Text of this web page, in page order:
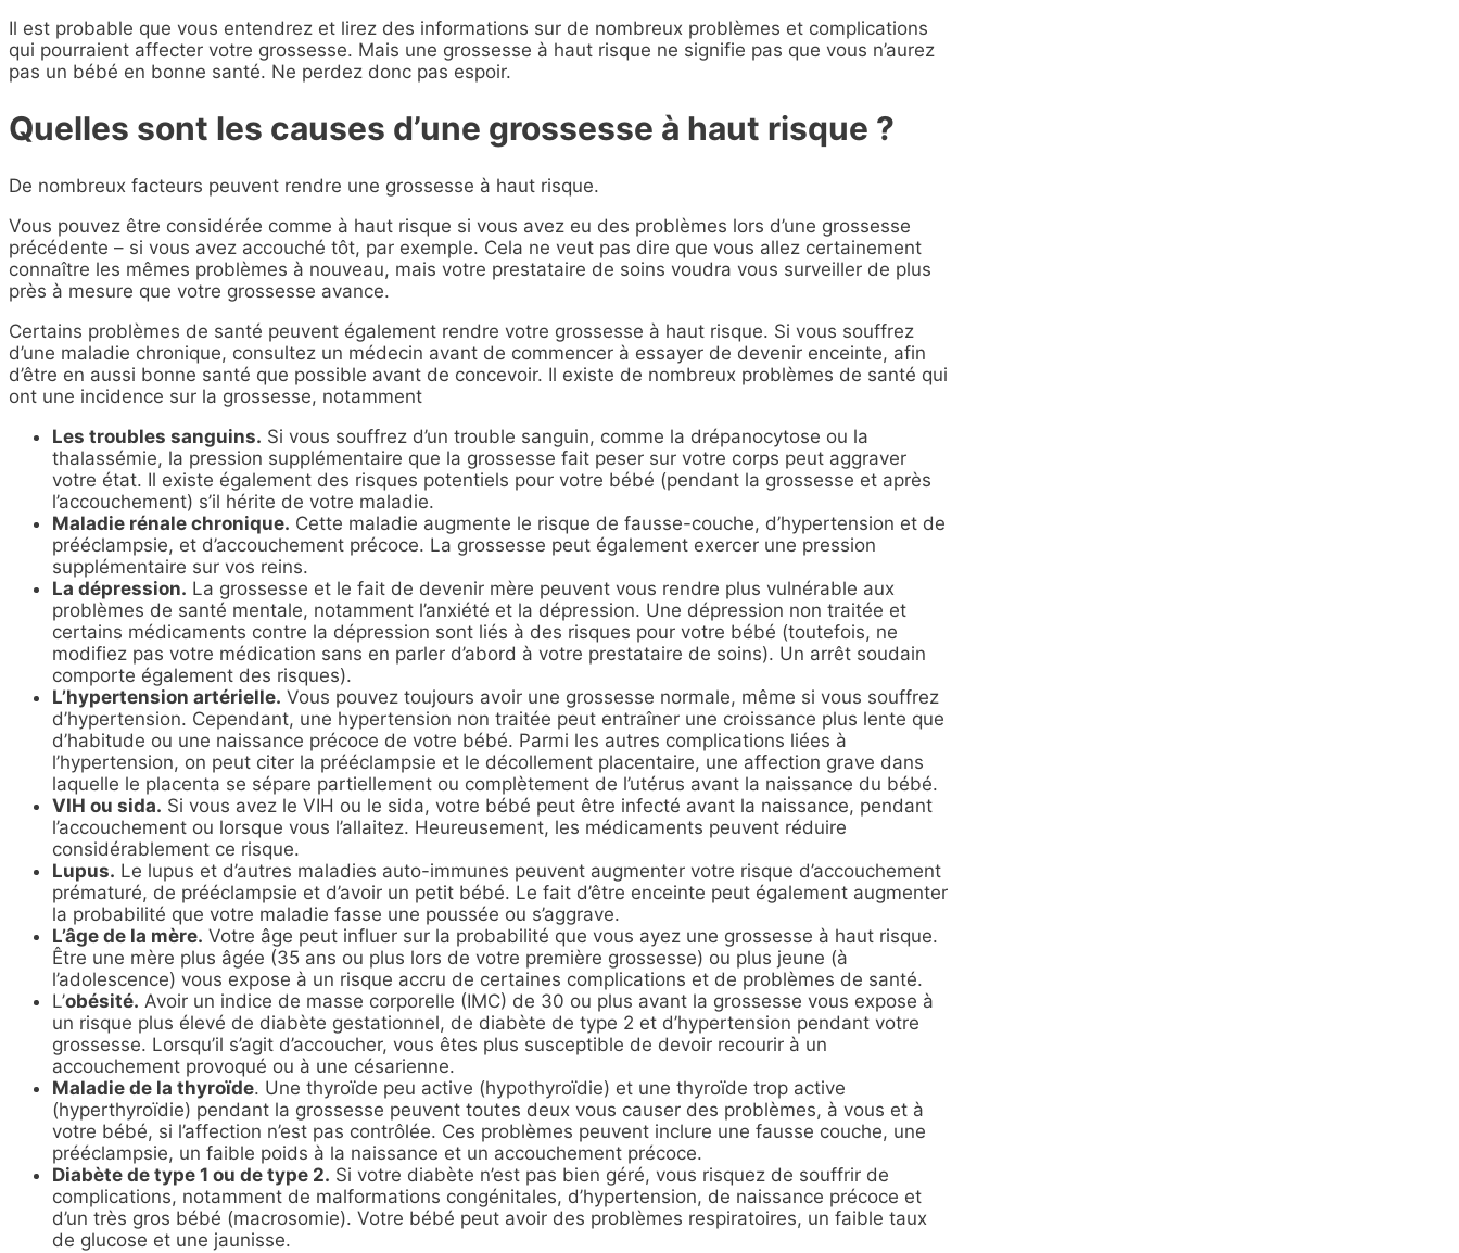
Il est probable que vous entendrez et lirez des informations sur de nombreux problèmes et complications
qui pourraient affecter votre grossesse. Mais une grossesse à haut risque ne signifie pas que vous n’aurez
pas un bébé en bonne santé. Ne perdez donc pas espoir.
Quelles sont les causes d’une grossesse à haut risque ?
De nombreux facteurs peuvent rendre une grossesse à haut risque.
Vous pouvez être considérée comme à haut risque si vous avez eu des problèmes lors d’une grossesse
précédente – si vous avez accouché tôt, par exemple. Cela ne veut pas dire que vous allez certainement
connaître les mêmes problèmes à nouveau, mais votre prestataire de soins voudra vous surveiller de plus
près à mesure que votre grossesse avance.
Certains problèmes de santé peuvent également rendre votre grossesse à haut risque. Si vous souffrez
d’une maladie chronique, consultez un médecin avant de commencer à essayer de devenir enceinte, afin
d’être en aussi bonne santé que possible avant de concevoir. Il existe de nombreux problèmes de santé qui
ont une incidence sur la grossesse, notamment
Les troubles sanguins. Si vous souffrez d’un trouble sanguin, comme la drépanocytose ou la
thalassémie, la pression supplémentaire que la grossesse fait peser sur votre corps peut aggraver
votre état. Il existe également des risques potentiels pour votre bébé (pendant la grossesse et après
l’accouchement) s’il hérite de votre maladie.
Maladie rénale chronique. Cette maladie augmente le risque de fausse-couche, d’hypertension et de
prééclampsie, et d’accouchement précoce. La grossesse peut également exercer une pression
supplémentaire sur vos reins.
La dépression. La grossesse et le fait de devenir mère peuvent vous rendre plus vulnérable aux
problèmes de santé mentale, notamment l’anxiété et la dépression. Une dépression non traitée et
certains médicaments contre la dépression sont liés à des risques pour votre bébé (toutefois, ne
modifiez pas votre médication sans en parler d’abord à votre prestataire de soins). Un arrêt soudain
comporte également des risques).
L’hypertension artérielle. Vous pouvez toujours avoir une grossesse normale, même si vous souffrez
d’hypertension. Cependant, une hypertension non traitée peut entraîner une croissance plus lente que
d’habitude ou une naissance précoce de votre bébé. Parmi les autres complications liées à
l’hypertension, on peut citer la prééclampsie et le décollement placentaire, une affection grave dans
laquelle le placenta se sépare partiellement ou complètement de l’utérus avant la naissance du bébé.
VIH ou sida. Si vous avez le VIH ou le sida, votre bébé peut être infecté avant la naissance, pendant
l’accouchement ou lorsque vous l’allaitez. Heureusement, les médicaments peuvent réduire
considérablement ce risque.
Lupus. Le lupus et d’autres maladies auto-immunes peuvent augmenter votre risque d’accouchement
prématuré, de prééclampsie et d’avoir un petit bébé. Le fait d’être enceinte peut également augmenter
la probabilité que votre maladie fasse une poussée ou s’aggrave.
L’âge de la mère. Votre âge peut influer sur la probabilité que vous ayez une grossesse à haut risque.
Être une mère plus âgée (35 ans ou plus lors de votre première grossesse) ou plus jeune (à
l’adolescence) vous expose à un risque accru de certaines complications et de problèmes de santé.
L’obésité. Avoir un indice de masse corporelle (IMC) de 30 ou plus avant la grossesse vous expose à
un risque plus élevé de diabète gestationnel, de diabète de type 2 et d’hypertension pendant votre
grossesse. Lorsqu’il s’agit d’accoucher, vous êtes plus susceptible de devoir recourir à un
accouchement provoqué ou à une césarienne.
Maladie de la thyroïde. Une thyroïde peu active (hypothyroïdie) et une thyroïde trop active
(hyperthyroïdie) pendant la grossesse peuvent toutes deux vous causer des problèmes, à vous et à
votre bébé, si l’affection n’est pas contrôlée. Ces problèmes peuvent inclure une fausse couche, une
prééclampsie, un faible poids à la naissance et un accouchement précoce.
Diabète de type 1 ou de type 2. Si votre diabète n’est pas bien géré, vous risquez de souffrir de
complications, notamment de malformations congénitales, d’hypertension, de naissance précoce et
d’un très gros bébé (macrosomie). Votre bébé peut avoir des problèmes respiratoires, un faible taux
de glucose et une jaunisse.